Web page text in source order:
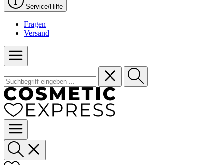
Service/Hilfe
Fragen
Versand